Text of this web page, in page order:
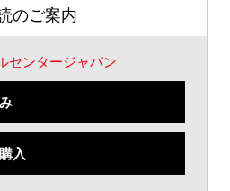
のご案内
センタージャパン
入